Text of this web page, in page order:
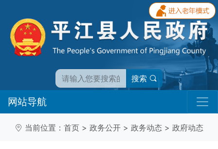
搜索
网站导航
当前位置： 首页 > 政务公开 > 政务动态 > 政府动态